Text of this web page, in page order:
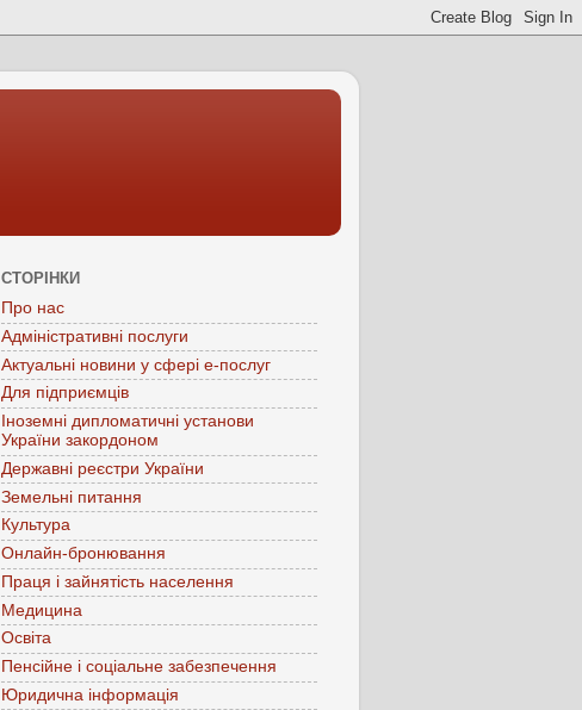
СТОРІНКИ
Про нас
Адміністративні послуги
Актуальні новини у сфері е-послуг
Для підприємців
Іноземні дипломатичні установи
України закордоном
Державні реєстри України
Земельні питання
Культура
Онлайн-бронювання
Праця і зайнятість населення
Медицина
Освіта
Пенсійне і соціальне забезпечення
Юридична інформація